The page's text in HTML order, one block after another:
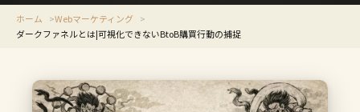
ホーム
Webマーケティング
ダークファネルとは|可視化できないBtoB購買行動の捕捉